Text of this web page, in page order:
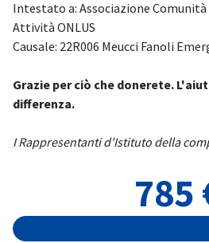
Intestato a: Associazione Comunità
Attività ONLUS
Causale: 22R006 Meucci Fanoli
Grazie per ciò che donerete.
differenza.
I Rappresentanti d'Istituto della
785